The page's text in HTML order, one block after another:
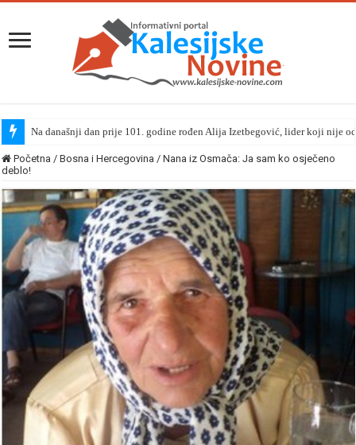
Na današnji dan prije 101. godine rođen Alija Izetbegović, lider koji nije
Početna / Bosna i Hercegovina / Nana iz Osmača: Ja sam ko osječeno
deblo!